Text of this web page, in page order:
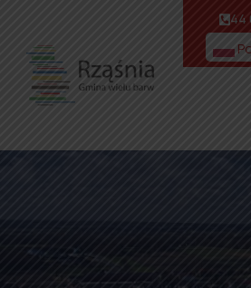
44